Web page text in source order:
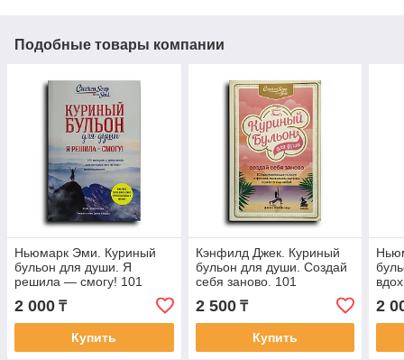
Подобные товары компании
Ньюмарк Эми. Куриный
бульон для души. Я
решила — смогу! 101
история о женщинах, для
которых нет ничего
2 000 ₸
Купить
Кэнфилд Джек. Куриный
бульон для души. Создай
себя заново. 101
вдохновляющая история
о фитнесе, правильном
2 500₸
Купить
2